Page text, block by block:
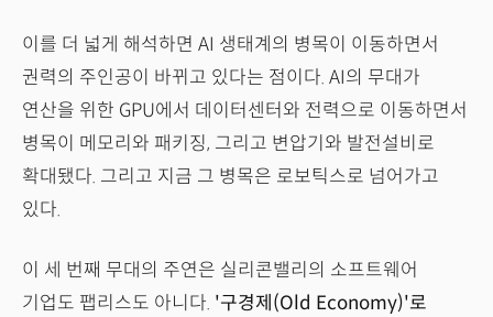
이를 더 넓게 해석하면 AI 생태계의 병목이 이동하면서
권력의 주인공이 바뀌고 있다는 점이다. AI의 무대가
연산을 위한 GPU에서 데이터센터와 전력으로 이동하면서
병목이 메모리와 패키징, 그리고 변압기와 발전설비로
확대됐다. 그리고 지금 그 병목은 로보틱스로 넘어가고
있다.
이 세 번째 무대의 주연은 실리콘밸리의 소프트웨어
기업도 팹리스도 아니다. '구경제(Old Economy)'로